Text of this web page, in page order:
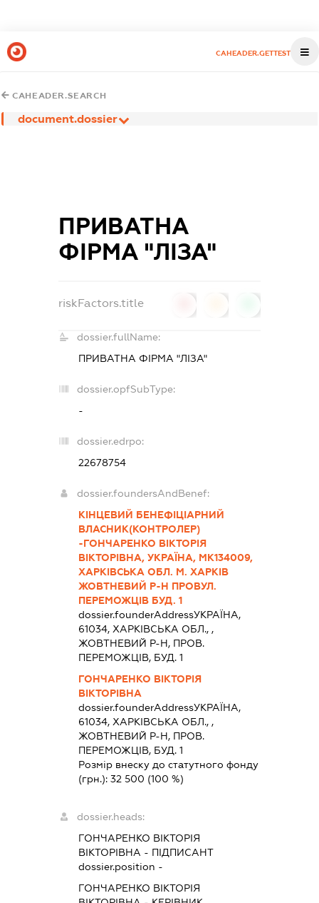
CAHEADER.GETTEST
CAHEADER.SEARCH
document.dossier
ПРИВАТНА
ФІРМА "ЛІЗА"
riskFactors.title
dossier.fullName:
ПРИВАТНА ФІРМА "ЛІЗА"
dossier.opfSubType:
-
dossier.edrpo:
22678754
dossier.foundersAndBenef:
КІНЦЕВИЙ БЕНЕФІЦІАРНИЙ
ВЛАСНИК(КОНТРОЛЕР)
-ГОНЧАРЕНКО ВІКТОРІЯ
ВІКТОРІВНА, УКРАЇНА, МК134009,
ХАРКІВСЬКА ОБЛ. М. ХАРКІВ
ЖОВТНЕВИЙ Р-Н ПРОВУЛ.
ПЕРЕМОЖЦІВ БУД. 1
dossier.founderAddressУКРАЇНА,
61034, ХАРКIВСЬКА ОБЛ., ,
ЖОВТНЕВИЙ Р-Н, ПРОВ.
ПЕРЕМОЖЦІВ, БУД. 1
ГОНЧАРЕНКО ВІКТОРІЯ
ВІКТОРІВНА
dossier.founderAddressУКРАЇНА,
61034, ХАРКIВСЬКА ОБЛ., ,
ЖОВТНЕВИЙ Р-Н, ПРОВ.
ПЕРЕМОЖЦІВ, БУД. 1
Розмір внеску до статутного фонду
(грн.): 32 500 (100 %)
dossier.heads:
ГОНЧАРЕНКО ВІКТОРІЯ
ВІКТОРІВНА - ПІДПИСАНТ
dossier.position -
ГОНЧАРЕНКО ВІКТОРІЯ